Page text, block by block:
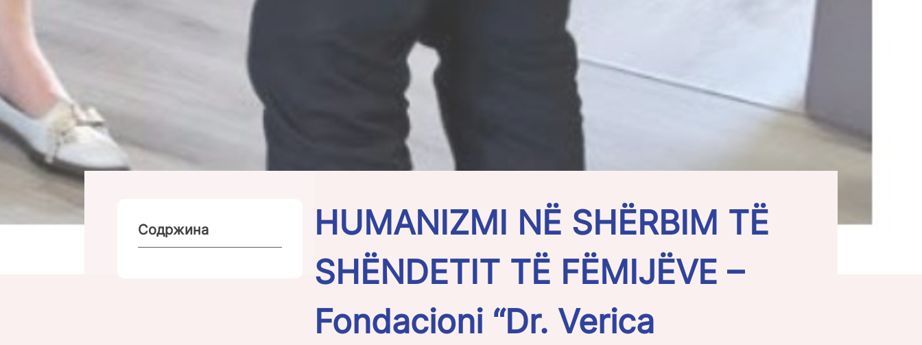
Содржина
HUMANIZMI NË SHËRBIM TË
SHËNDETIT TË FËMIJËVE –
Fondacioni “Dr. Verica